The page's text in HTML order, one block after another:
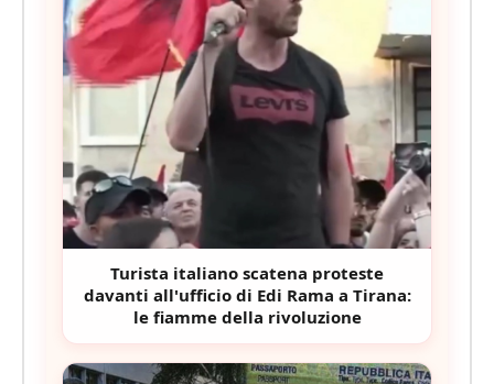
Turista italiano scatena proteste
davanti all'ufficio di Edi Rama a Tirana:
le fiamme della rivoluzione